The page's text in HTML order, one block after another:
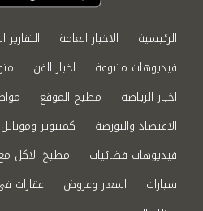
الرئيسية الاخبار العامة
فيديوهات متنوعة
اخبار الفن
اخبار الرياضة
مطبخ الموقع
الاقتصاد والبورصة
كمبيوتر وموبايل
فيديوهات فضائيات
مطبخ الاكل
سيارات
اسعار وعروض عقارات